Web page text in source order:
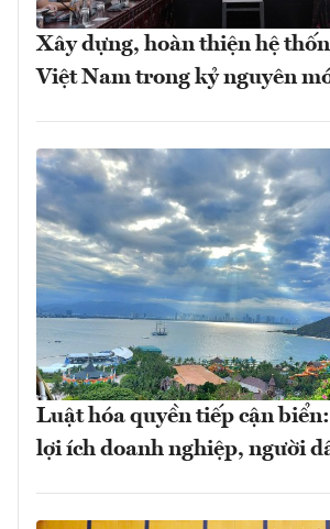
Xây dựng, hoàn thiện hệ
Việt Nam trong kỷ nguyên
Luật hóa quyền tiếp cận
lợi ích doanh nghiệp, người